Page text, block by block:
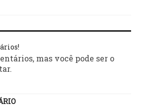
mas você pode ser o